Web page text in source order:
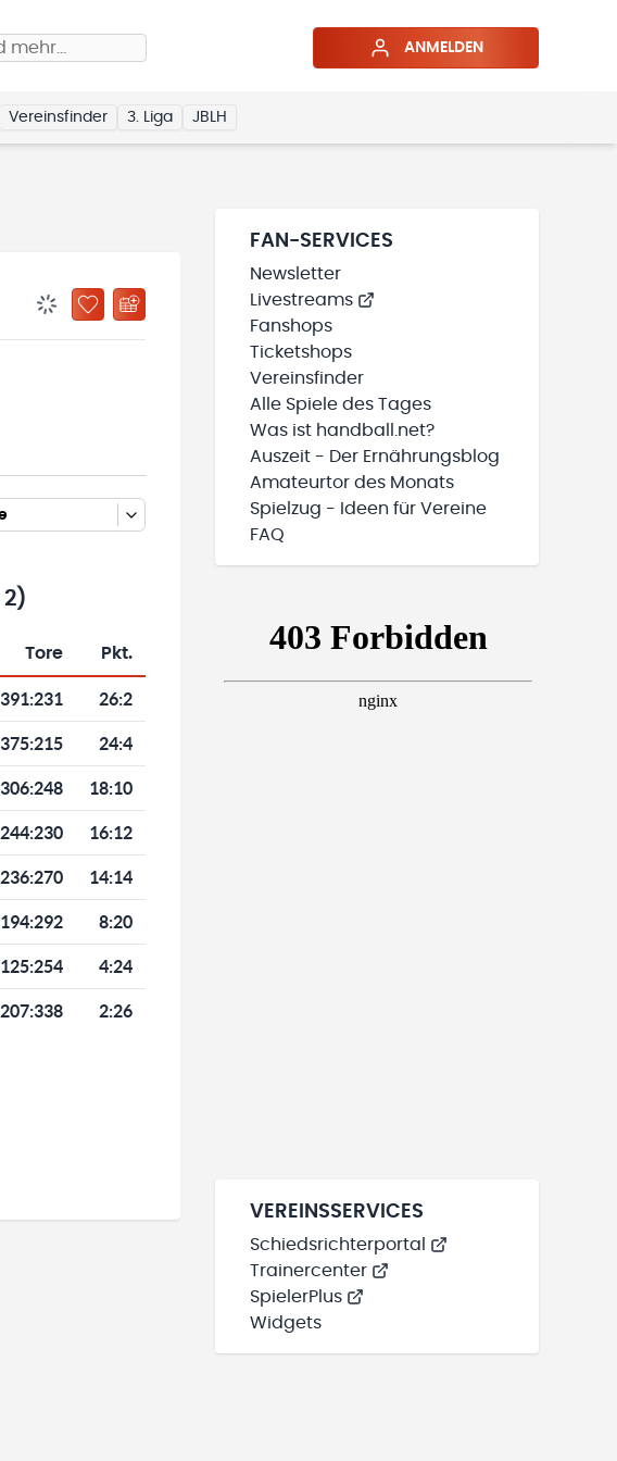
mehr… ANMELDEN
Vereinsfinder 3. Liga JBLH
BENACHRICHTIGUNGSSTATUS WIRD GELADEN
ZU „MEINE TEAMS“ HINZUFÜGEN
Tore Pkt.
391:231 26:2
375:215 24:4
306:248 18:10
244:230 16:12
236:270 14:14
194:292 8:20
125:254 4:24
207:338 2:26
FAN-SERVICES
Newsletter
Livestreams
Fanshops
Ticketshops
Vereinsfinder
Alle Spiele des Tages
Was ist handball.net?
Auszeit - Der Ernährungsblog
Amateurtor des Monats
Spielzug - Ideen für Vereine
FAQ
VEREINSSERVICES
Schiedsrichterportal
Trainercenter
SpielerPlus
Widgets